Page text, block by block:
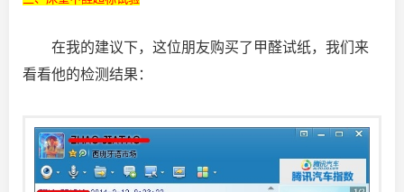
在我的建议下，这位朋友购买了甲醛试纸，我们来
看看他的检测结果：